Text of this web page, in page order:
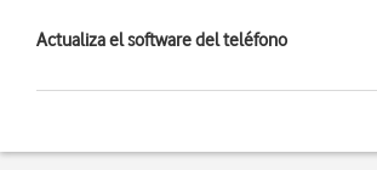
Actualiza el software del teléfono